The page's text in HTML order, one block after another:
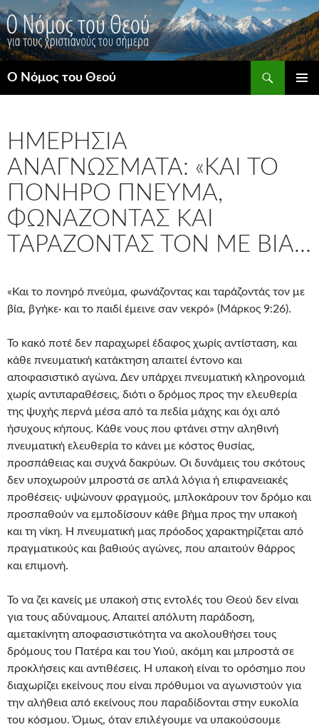
Μετάβαση
σε
περιεχόμενο
Ο Νόμος του Θεού
ΗΜΕΡΉΣΙΑ
ΑΝΑΓΝΏΣΜΑΤΑ: «ΚΑΙ ΤΟ
ΠΟΝΗΡΌ ΠΝΕΎΜΑ,
ΦΩΝΆΖΟΝΤΑΣ ΚΑΙ
ΤΑΡΆΖΟΝΤΆΣ ΤΟΝ ΜΕ ΒΊΑ…
«Και το πονηρό πνεύμα, φωνάζοντας και ταράζοντάς τον με
βία, βγήκε· και το παιδί έμεινε σαν νεκρό» (Μάρκος 9:26).
Το κακό ποτέ δεν παραχωρεί έδαφος χωρίς αντίσταση, και
κάθε πνευματική κατάκτηση απαιτεί έντονο και
αποφασιστικό αγώνα. Δεν υπάρχει πνευματική κληρονομιά
χωρίς αντιπαραθέσεις, διότι ο δρόμος προς την ελευθερία
της ψυχής περνά μέσα από τα πεδία μάχης και όχι από
ήσυχους κήπους. Κάθε νους που φτάνει στην αληθινή
πνευματική ελευθερία το κάνει με κόστος θυσίας,
προσπάθειας και συχνά δακρύων. Οι δυνάμεις του σκότους
δεν υποχωρούν μπροστά σε απλά λόγια ή επιφανειακές
προθέσεις· υψώνουν φραγμούς, μπλοκάρουν τον δρόμο και
προσπαθούν να εμποδίσουν κάθε βήμα προς την υπακοή
και τη νίκη. Η πνευματική μας πρόοδος χαρακτηρίζεται από
πραγματικούς και βαθιούς αγώνες, που απαιτούν θάρρος
και επιμονή.
Το να ζει κανείς με υπακοή στις εντολές του Θεού δεν είναι
για τους αδύναμους. Απαιτεί απόλυτη παράδοση,
αμετακίνητη αποφασιστικότητα να ακολουθήσει τους
δρόμους του Πατέρα και του Υιού, ακόμη και μπροστά σε
προκλήσεις και αντιθέσεις. Η υπακοή είναι το ορόσημο που
διαχωρίζει εκείνους που είναι πρόθυμοι να αγωνιστούν για
την αλήθεια από εκείνους που παραδίδονται στην ευκολία
του κόσμου. Όμως, όταν επιλέγουμε να υπακούσουμε